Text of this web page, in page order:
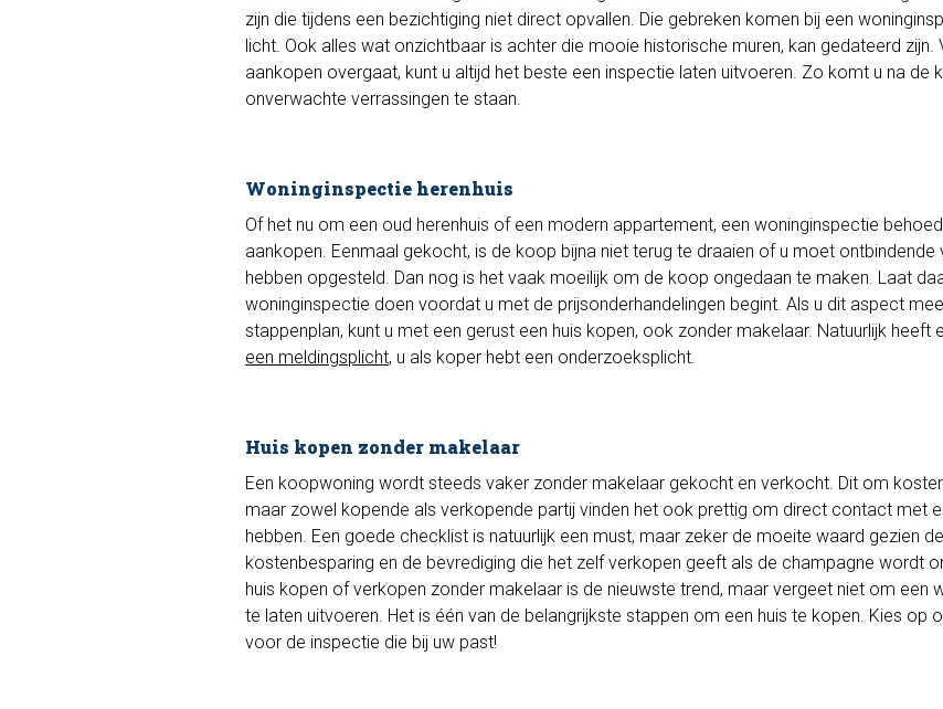
zijn die tijdens een bezichtiging niet direct opvallen. Die gebreken komen bij een
licht. Ook alles wat onzichtbaar is achter die mooie historische muren, kan gedateerd
aankopen overgaat, kunt u altijd het beste een inspectie laten uitvoeren. Zo komt u na de
onverwachte verrassingen te staan.
Woninginspectie herenhuis
Of het nu om een oud herenhuis of een modern appartement, een woninginspectie
aankopen. Eenmaal gekocht, is de koop bijna niet terug te draaien of u moet ontbindende
hebben opgesteld. Dan nog is het vaak moeilijk om de koop ongedaan te maken. Laat
woninginspectie doen voordat u met de prijsonderhandelingen begint. Als u dit aspect
stappenplan, kunt u met een gerust een huis kopen, ook zonder makelaar. Natuurlijk heeft
een meldingsplicht, u als koper hebt een onderzoeksplicht.
Huis kopen zonder makelaar
Een koopwoning wordt steeds vaker zonder makelaar gekocht en verkocht. Dit om
maar zowel kopende als verkopende partij vinden het ook prettig om direct contact met
hebben. Een goede checklist is natuurlijk een must, maar zeker de moeite waard gezien
kostenbesparing en de bevrediging die het zelf verkopen geeft als de champagne wordt
huis kopen of verkopen zonder makelaar is de nieuwste trend, maar vergeet niet om een
te laten uitvoeren. Het is één van de belangrijkste stappen om een huis te kopen. Kies op
voor de inspectie die bij uw past!